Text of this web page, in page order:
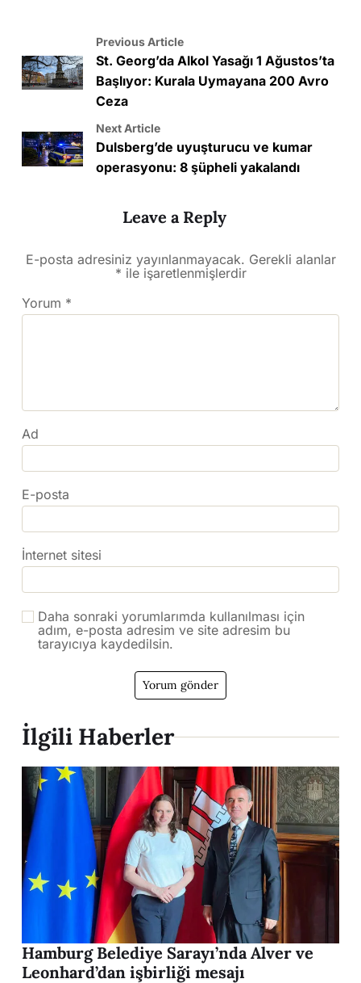
Previous Article
St. Georg’da Alkol Yasağı 1 Ağustos’ta
Başlıyor: Kurala Uymayana 200 Avro
Ceza
Next Article
Dulsberg’de uyuşturucu ve kumar
operasyonu: 8 şüpheli yakalandı
Leave a Reply
E-posta adresiniz yayınlanmayacak. Gerekli alanlar
* ile işaretlenmişlerdir
Yorum *
Ad
E-posta
İnternet sitesi
Daha sonraki yorumlarımda kullanılması için
adım, e-posta adresim ve site adresim bu
tarayıcıya kaydedilsin.
İlgili Haberler
Hamburg Belediye Sarayı’nda Alver ve
Leonhard’dan işbirliği mesajı